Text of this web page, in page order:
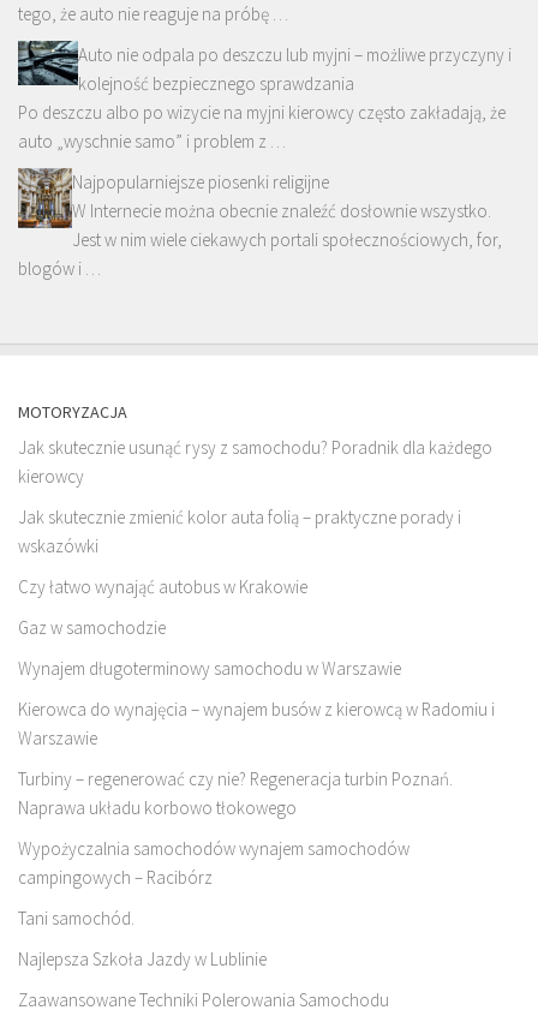
tego, że auto nie reaguje na próbę …
Auto nie odpala po deszczu lub myjni – możliwe przyczyny i
kolejność bezpiecznego sprawdzania
Po deszczu albo po wizycie na myjni kierowcy często zakładają, że
auto „wyschnie samo” i problem z …
Najpopularniejsze piosenki religijne
W Internecie można obecnie znaleźć dosłownie wszystko.
Jest w nim wiele ciekawych portali społecznościowych, for,
blogów i …
MOTORYZACJA
Jak skutecznie usunąć rysy z samochodu? Poradnik dla każdego
kierowcy
Jak skutecznie zmienić kolor auta folią – praktyczne porady i
wskazówki
Czy łatwo wynająć autobus w Krakowie
Gaz w samochodzie
Wynajem długoterminowy samochodu w Warszawie
Kierowca do wynajęcia – wynajem busów z kierowcą w Radomiu i
Warszawie
Turbiny – regenerować czy nie? Regeneracja turbin Poznań.
Naprawa układu korbowo tłokowego
Wypożyczalnia samochodów wynajem samochodów
campingowych – Racibórz
Tani samochód.
Najlepsza Szkoła Jazdy w Lublinie
Zaawansowane Techniki Polerowania Samochodu